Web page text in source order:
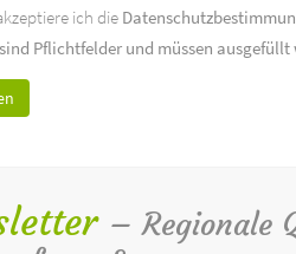
ich die
Pflichtfelder und müssen ausgefüllt
– Regionale